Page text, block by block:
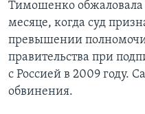
Тимошенко
месяце, когда суд
превышении
правительства при
с Россией в 2009 году.
обвинения.